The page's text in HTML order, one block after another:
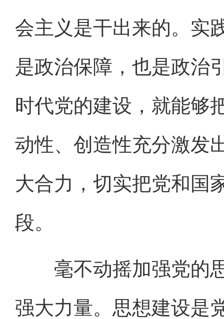
会主义是干出来的。实
是政治保障，也是政治
时代党的建设，就能够
动性、创造性充分激发
大合力，切实把党和国
段。
毫不动摇加强党的思
强大力量。思想建设是